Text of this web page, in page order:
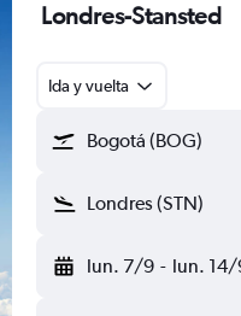
Londres-Stansted
Ida y vuelta
Bogotá (BOG)
Londres (STN)
lun. 7/9 - lun. 14/